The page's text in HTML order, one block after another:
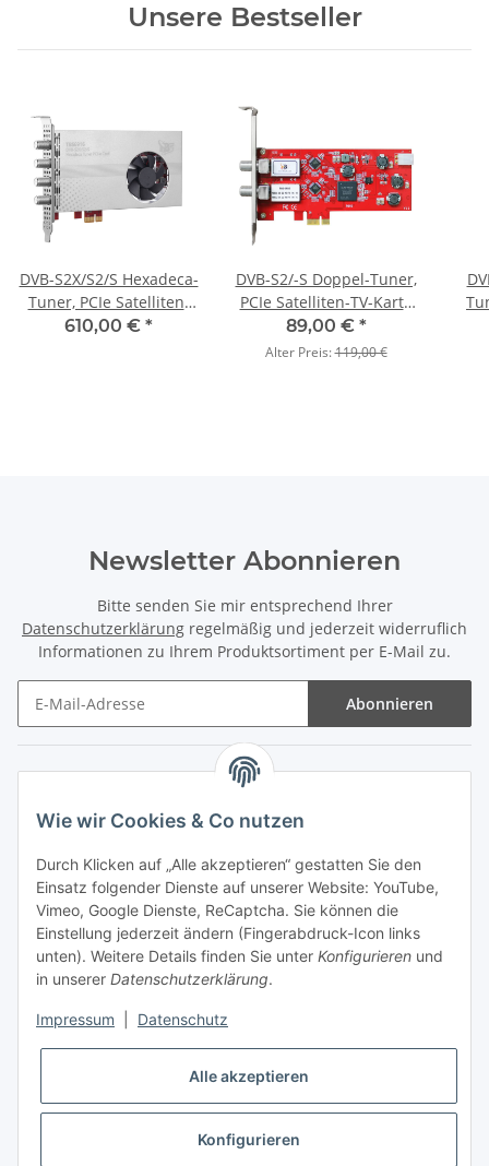
Unsere Bestseller
DVB-S2X/S2/S Hexadeca-
Tuner, PCIe Satelliten-
TV-Karte, TBS-6916
610,00 € *
DVB-S2/-S Doppel-Tuner,
PCIe Satelliten-TV-Karte
(LP), TBS-6902
89,00 € *
Alter Preis:119,00 €
Newsletter Abonnieren
Bitte senden Sie mir entsprechend Ihrer
Datenschutzerklärung regelmäßig und jederzeit widerruflich
Informationen zu Ihrem Produktsortiment per E-Mail zu.
Abonnieren
Zahlungsarten
Wie wir Cookies & Co nutzen
Durch Klicken auf „Alle akzeptieren“ gestatten Sie den
Einsatz folgender Dienste auf unserer Website: YouTube,
Vimeo, Google Dienste, ReCaptcha. Sie können die
Einstellung jederzeit ändern (Fingerabdruck-Icon links
unten). Weitere Details finden Sie unter Konfigurieren und
in unserer Datenschutzerklärung.
Impressum Datenschutz
Alle akzeptieren
Konfigurieren